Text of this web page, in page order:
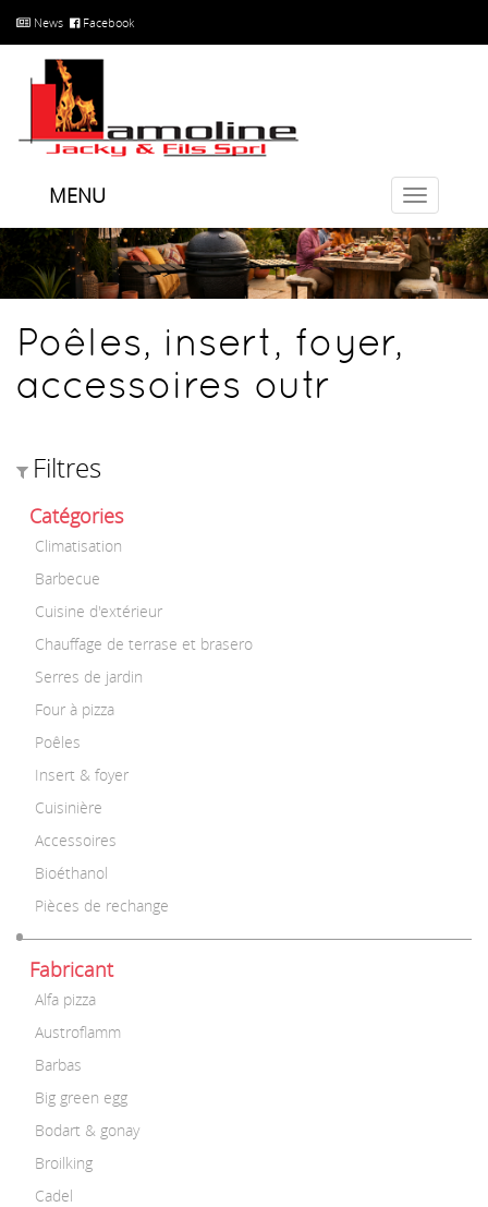
News Facebook
Toggle
MENU
Poêles, insert, foyer,
accessoires outr
Filtres
Catégories
Climatisation
Barbecue
Cuisine d'extérieur
Chauffage de terrase et brasero
Serres de jardin
Four à pizza
Poêles
Insert & foyer
Cuisinière
Accessoires
Bioéthanol
Pièces de rechange
Fabricant
Alfa pizza
Austroflamm
Barbas
Big green egg
Bodart & gonay
Broilking
Cadel